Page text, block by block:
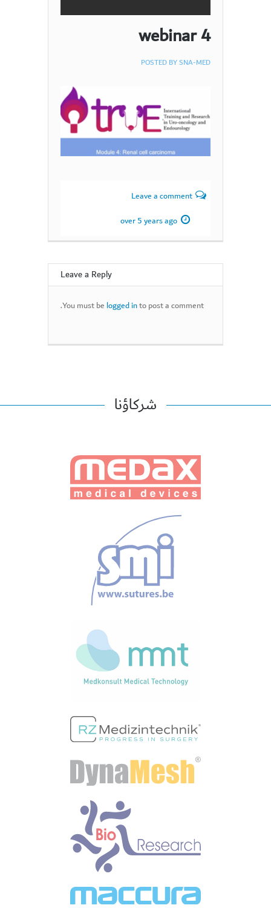
webinar 4
POSTED BYSNA-MED
Leave a comment
over 5 years ago
Leave a Reply
You must be logged into post a comment.
شركاؤنا